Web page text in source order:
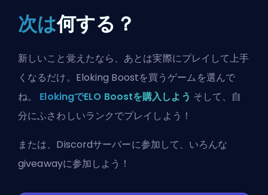
次は何する？
新しいこと覚えたなら、あとは実際にプレイして上手
くなるだけ。Eloking Boostを買うゲームを選んで
ね。 ElokingでELO Boostを購入しよう そして、自
分にふさわしいランクでプレイしよう！
または、 Discordサーバーに参加して、いろんな
giveawayに参加しよう！